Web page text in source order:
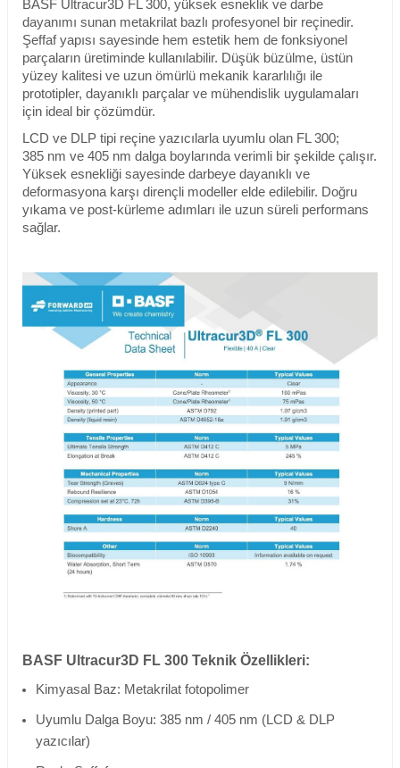
BASF Ultracur3D FL 300, yüksek esneklik ve darbe
dayanımı sunan metakrilat bazlı profesyonel bir reçinedir.
Şeffaf yapısı sayesinde hem estetik hem de fonksiyonel
parçaların üretiminde kullanılabilir. Düşük büzülme, üstün
yüzey kalitesi ve uzun ömürlü mekanik kararlılığı ile
prototipler, dayanıklı parçalar ve mühendislik uygulamaları
için ideal bir çözümdür.
LCD ve DLP tipi reçine yazıcılarla uyumlu olan FL 300;
385 nm ve 405 nm dalga boylarında verimli bir şekilde çalışır.
Yüksek esnekliği sayesinde darbeye dayanıklı ve
deformasyona karşı dirençli modeller elde edilebilir. Doğru
yıkama ve post-kürleme adımları ile uzun süreli performans
sağlar.
BASF Ultracur3D FL 300 Teknik Özellikleri:
Kimyasal Baz: Metakrilat fotopolimer
Uyumlu Dalga Boyu: 385 nm / 405 nm (LCD & DLP
yazıcılar)